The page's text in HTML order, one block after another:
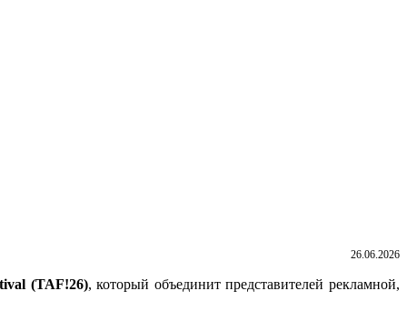
26.06.2026
(TAF!26), который объединит представителей рекламной,